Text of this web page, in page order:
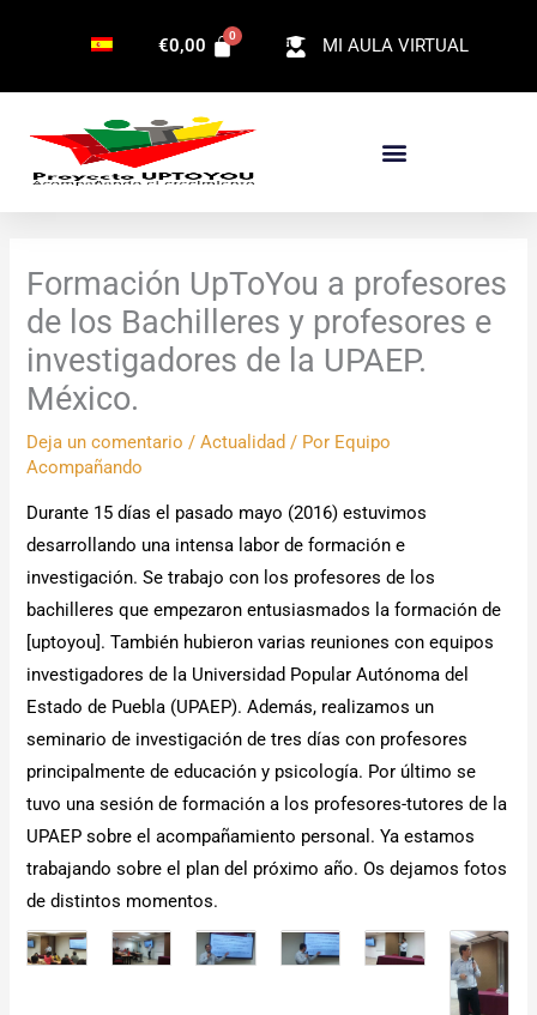
MI AULA VIRTUAL
€0,00
Formación UpToYou a profesores
de los Bachilleres y profesores e
investigadores de la UPAEP.
México.
Deja un comentario /Actualidad / Por Equipo
Acompañando
Durante 15 días el pasado mayo (2016) estuvimos
desarrollando una intensa labor de formación e
investigación. Se trabajo con los profesores de los
bachilleres que empezaron entusiasmados la formación de
[uptoyou]. También hubieron varias reuniones con equipos
investigadores de la Universidad Popular Autónoma del
Estado de Puebla (UPAEP). Además, realizamos un
seminario de investigación de tres días con profesores
principalmente de educación y psicología. Por último se
tuvo una sesión de formación a los profesores-tutores de la
UPAEP sobre el acompañamiento personal. Ya estamos
trabajando sobre el plan del próximo año. Os dejamos fotos
de distintos momentos.